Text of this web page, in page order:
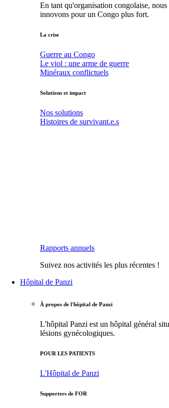
En tant qu'organisation congolaise,
innovons pour un Congo plus fort.
La crise
Guerre au Congo
Le viol : une arme de guerre
Minéraux conflictuels
Solutions et impact
Nos solutions
Histoires de survivant.e.s
Rapports annuels
Suivez nos activités les plus récentes !
Hôpital de Panzi
À propos de l'hôpital de Panzi
L'hôpital Panzi est un hôpital général
lésions gynécologiques.
POUR LES PATIENTS
L'Hôpital de Panzi
Supporters de FOR